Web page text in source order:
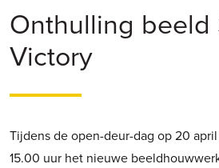
Onthulling beeld
Victory
Tijdens de open-deur-dag op 20
15.00 uur het nieuwe